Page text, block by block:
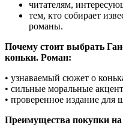
читателям,
тем, кто собирает
романы.
Почему стоит выбрать
коньки. Роман:
• узнаваемый сюжет о
• сильные моральные
• проверенное издание для
Преимущества покупки на